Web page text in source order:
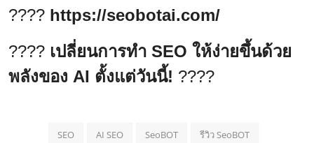
???? https://seobotai.com/
???? เปลี่ยนการทำ SEO ให้ง่ายขึ้นด้วย
พลังของ AI ตั้งแต่วันนี้! ????
SEO AI SEO SeoBOT รีวิว SeoBOT